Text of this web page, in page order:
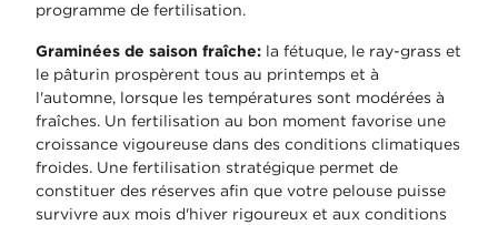
programme de fertilisation.
Graminées de saison fraîche: la fétuque, le ray-grass et
le pâturin prospèrent tous au printemps et à
l'automne, lorsque les températures sont modérées à
fraîches. Un fertilisation au bon moment favorise une
croissance vigoureuse dans des conditions climatiques
froides. Une fertilisation stratégique permet de
constituer des réserves afin que votre pelouse puisse
survivre aux mois d'hiver rigoureux et aux conditions